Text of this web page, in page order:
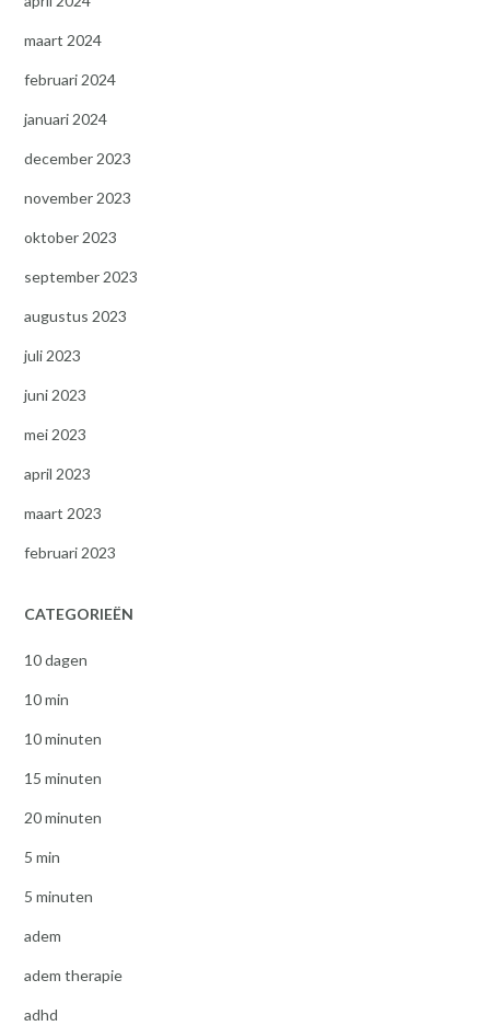
maart 2024
februari 2024
januari 2024
december 2023
november 2023
oktober 2023
september 2023
augustus 2023
juli 2023
juni 2023
mei 2023
april 2023
maart 2023
februari 2023
CATEGORIEËN
10 dagen
10 min
10 minuten
15 minuten
20 minuten
5 min
5 minuten
adem
adem therapie
adhd